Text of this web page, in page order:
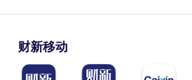
财新移动